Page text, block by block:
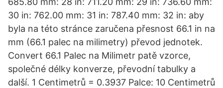
30 in: 762.00 mm: 31 in: 787.40 mm: 32 in: aby
byla na této stránce zaručena přesnost 66.1 in na
mm (66.1 palec na milimetry) převod jednotek.
Convert 66.1 Palec na Milimetr patě vzorce,
společné délky konverze, převodní tabulky a
další. 1 Centimetrů = 0.3937 Palce: 10 Centimetrů